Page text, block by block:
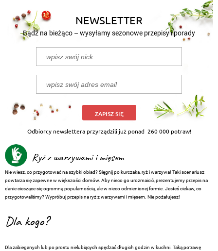
NEWSLETTER
Bądź na bieżąco – wysyłamy sezonowe przepisy i porady
ZAPISZ SIĘ
Odbiorcy newslettera przyrządzili już ponad 260 000 potraw!
Ryż z warzywami i mięsem
Nie wiesz, co przygotować na szybki obiad? Sięgnij po kurczaka, ryż i warzywa! Taki scenariusz
powtarza się zapewne w większości domów. Aby nieco go urozmaicić, prezentujemy przepis na
danie cieszące się ogromną popularnością, ale w nieco odmienionej formie. Jesteś ciekaw, co
przygotowaliśmy? Wypróbuj przepis na ryż z warzywami i mięsem. Nie pożałujesz!
Dla kogo?
Dla zabieganych lub po prostu nielubiących spędzać długich godzin w kuchni. Taką potrawę